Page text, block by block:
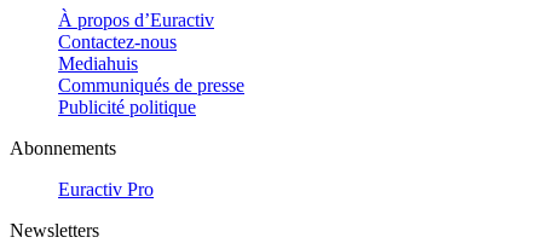
À propos d’Euractiv
Contactez-nous
Mediahuis
Communiqués de presse
Publicité politique
Abonnements
Euractiv Pro
Newsletters